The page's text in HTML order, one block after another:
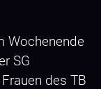
Wochenende
SG
des TB